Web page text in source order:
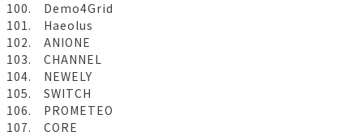
100. Demo4Grid
101. Haeolus
102. ANIONE
103. CHANNEL
104. NEWELY
105. SWITCH
106. PROMETEO
107. CORE